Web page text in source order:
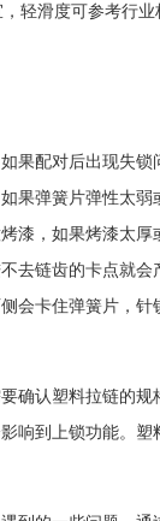
轻滑度可参考行业
果配对后出现失
果弹簧片弹性太弱
漆，如果烤漆太
去链齿的卡点就会
会卡住弹簧片，针
确认塑料拉链的规
响到上锁功能。